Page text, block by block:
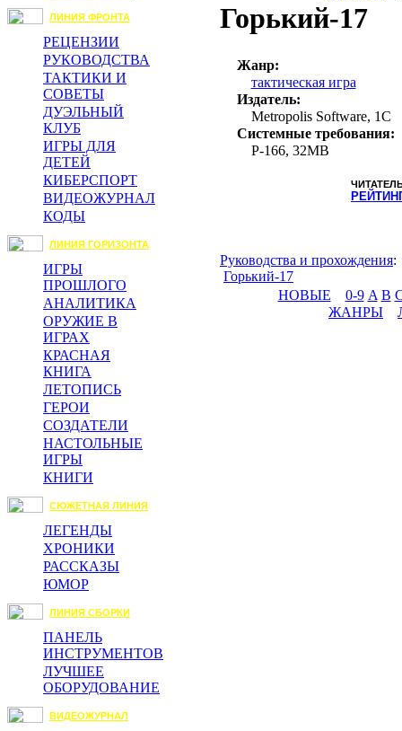
ЛИНИЯ ФРОНТА
РЕЦЕНЗИИ
РУКОВОДСТВА
ТАКТИКИ И
СОВЕТЫ
ДУЭЛЬНЫЙ
КЛУБ
ИГРЫ ДЛЯ
ДЕТЕЙ
КИБЕРСПОРТ
ВИДЕОЖУРНАЛ
КОДЫ
ЛИНИЯ ГОРИЗОНТА
ИГРЫ
ПРОШЛОГО
АНАЛИТИКА
ОРУЖИЕ В
ИГРАХ
КРАСНАЯ
КНИГА
ЛЕТОПИСЬ
ГЕРОИ
СОЗДАТЕЛИ
НАСТОЛЬНЫЕ
ИГРЫ
КНИГИ
СЮЖЕТНАЯ ЛИНИЯ
ЛЕГЕНДЫ
ХРОНИКИ
РАССКАЗЫ
ЮМОР
ЛИНИЯ СБОРКИ
ПАНЕЛЬ
ИНСТРУМЕНТОВ
ЛУЧШЕЕ
ОБОРУДОВАНИЕ
ВИДЕОЖУРНАЛ
Горький-17
Жанр:
тактическая игра
Издатель:
Metropolis Software, 1С
Системные требования:
P-166, 32MB
Руководства и прохождения:
Горький-17
НОВЫЕ
0-9 A B
ЖАНРЫ